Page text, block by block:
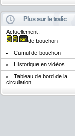
Plus sur le trafic
Actuellement:
de bouchon
Cumul de bouchon
Historique en vidéos
Tableau de bord de la
circulation